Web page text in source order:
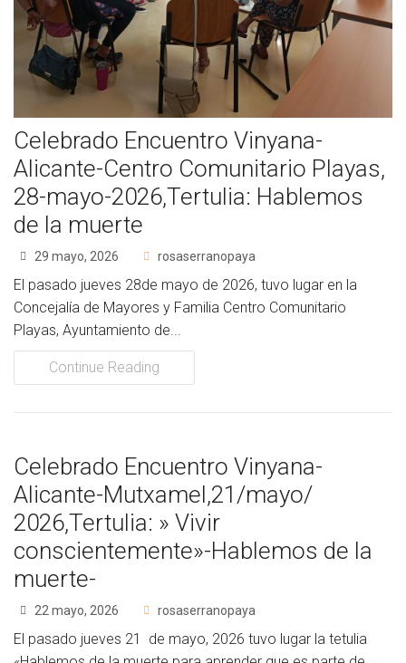
Socios de Número
Socios Colaboradores
Colaboramos con
Formaciones
Nuestra propuesta de formación
Realizadas
Acompañamiento
Noticias
Vídeos
Contacto
Celebrado Encuentro Vinyana-
Alicante-Centro Comunitario Playas,
28-mayo-2026,Tertulia: Hablemos
de la muerte
29 mayo, 2026 rosaserranopaya
El pasado jueves 28de mayo de 2026, tuvo lugar en la
Concejalía de Mayores y Familia Centro Comunitario
Playas, Ayuntamiento de...
Continue Reading
Celebrado Encuentro Vinyana-
Alicante-Mutxamel,21/mayo/
2026,Tertulia: » Vivir
conscientemente»-Hablemos de la
muerte-
22 mayo, 2026 rosaserranopaya
El pasado jueves 21 de mayo, 2026 tuvo lugar la tetulia